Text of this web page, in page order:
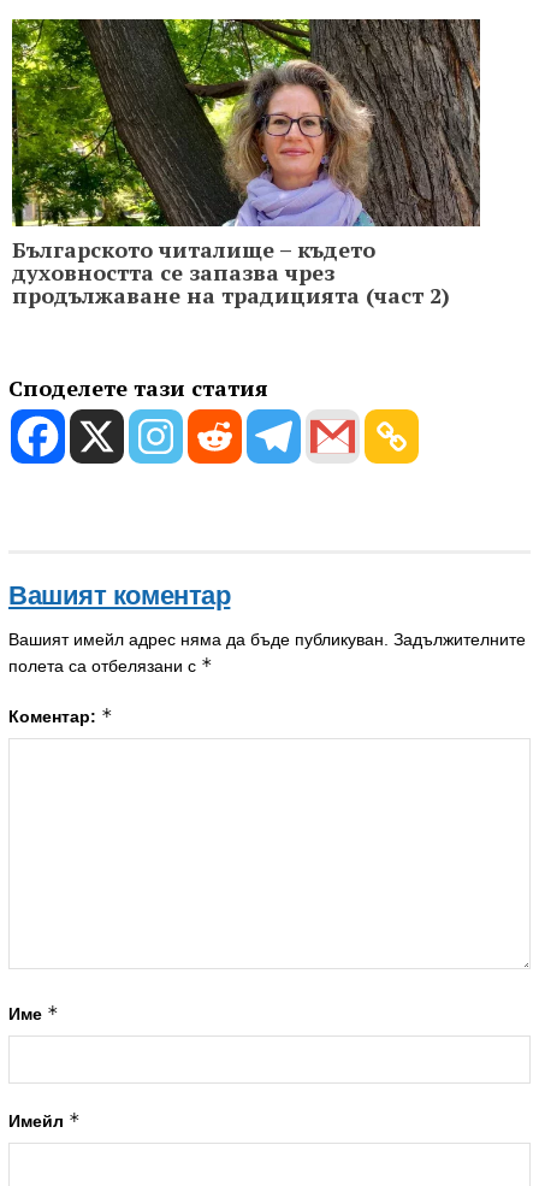
Българското читалище – където
духовността се запазва чрез
продължаване на традицията (част 2)
Споделете тази статия
Вашият коментар
Вашият имейл адрес няма да бъде публикуван. Задължителните
полета са отбелязани с *
Коментар: *
Име *
Имейл *